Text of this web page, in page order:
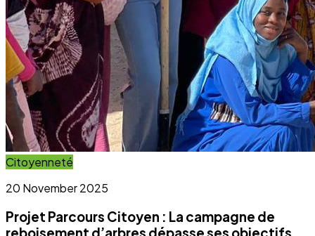
Immersion Visuelle
Galerie Photos
Parcourez notre galerie photo pour voir l'impact concret
de nos projets au sein des communautés. Une image vaut
mille mots.
Voir la Galerie Photos